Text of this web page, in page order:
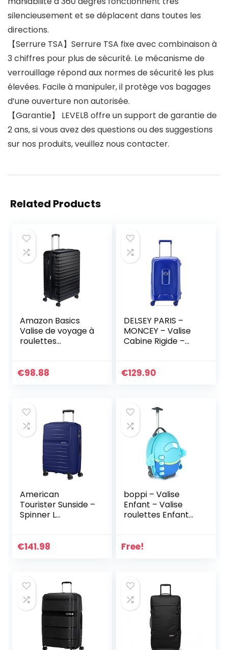
silencieusement et se déplacent dans toutes les
directions.
【Serrure TSA】Serrure TSA fixe avec combinaison à
3 chiffres pour plus de sécurité. Le mécanisme de
verrouillage répond aux normes de sécurité les plus
élevées. Facile à manipuler, il protège vos bagages
d’une ouverture non autorisée.
【Garantie】 LEVEL8 offre un support de garantie de
2 ans, si vous avez des questions ou des suggestions
sur nos produits, veuillez nous contacter.
Related Products
Amazon Basics
Valise de voyage à
roulettes
€98.88
DELSEY PARIS –
MONCEY – Valise
Cabine Rigide –
€129.90
American
Tourister Sunside –
Spinner L
Bleu (Dark Navy)
€141.98
boppi – Valise
Enfant – Valise
roulettes Enfant
Garcon & Fille –
Free!